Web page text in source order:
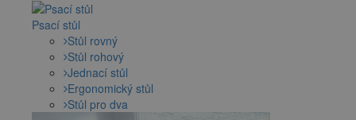
Psací stůl
Stůl rovný
Stůl rohový
Jednací stůl
Ergonomický stůl
Stůl pro dva